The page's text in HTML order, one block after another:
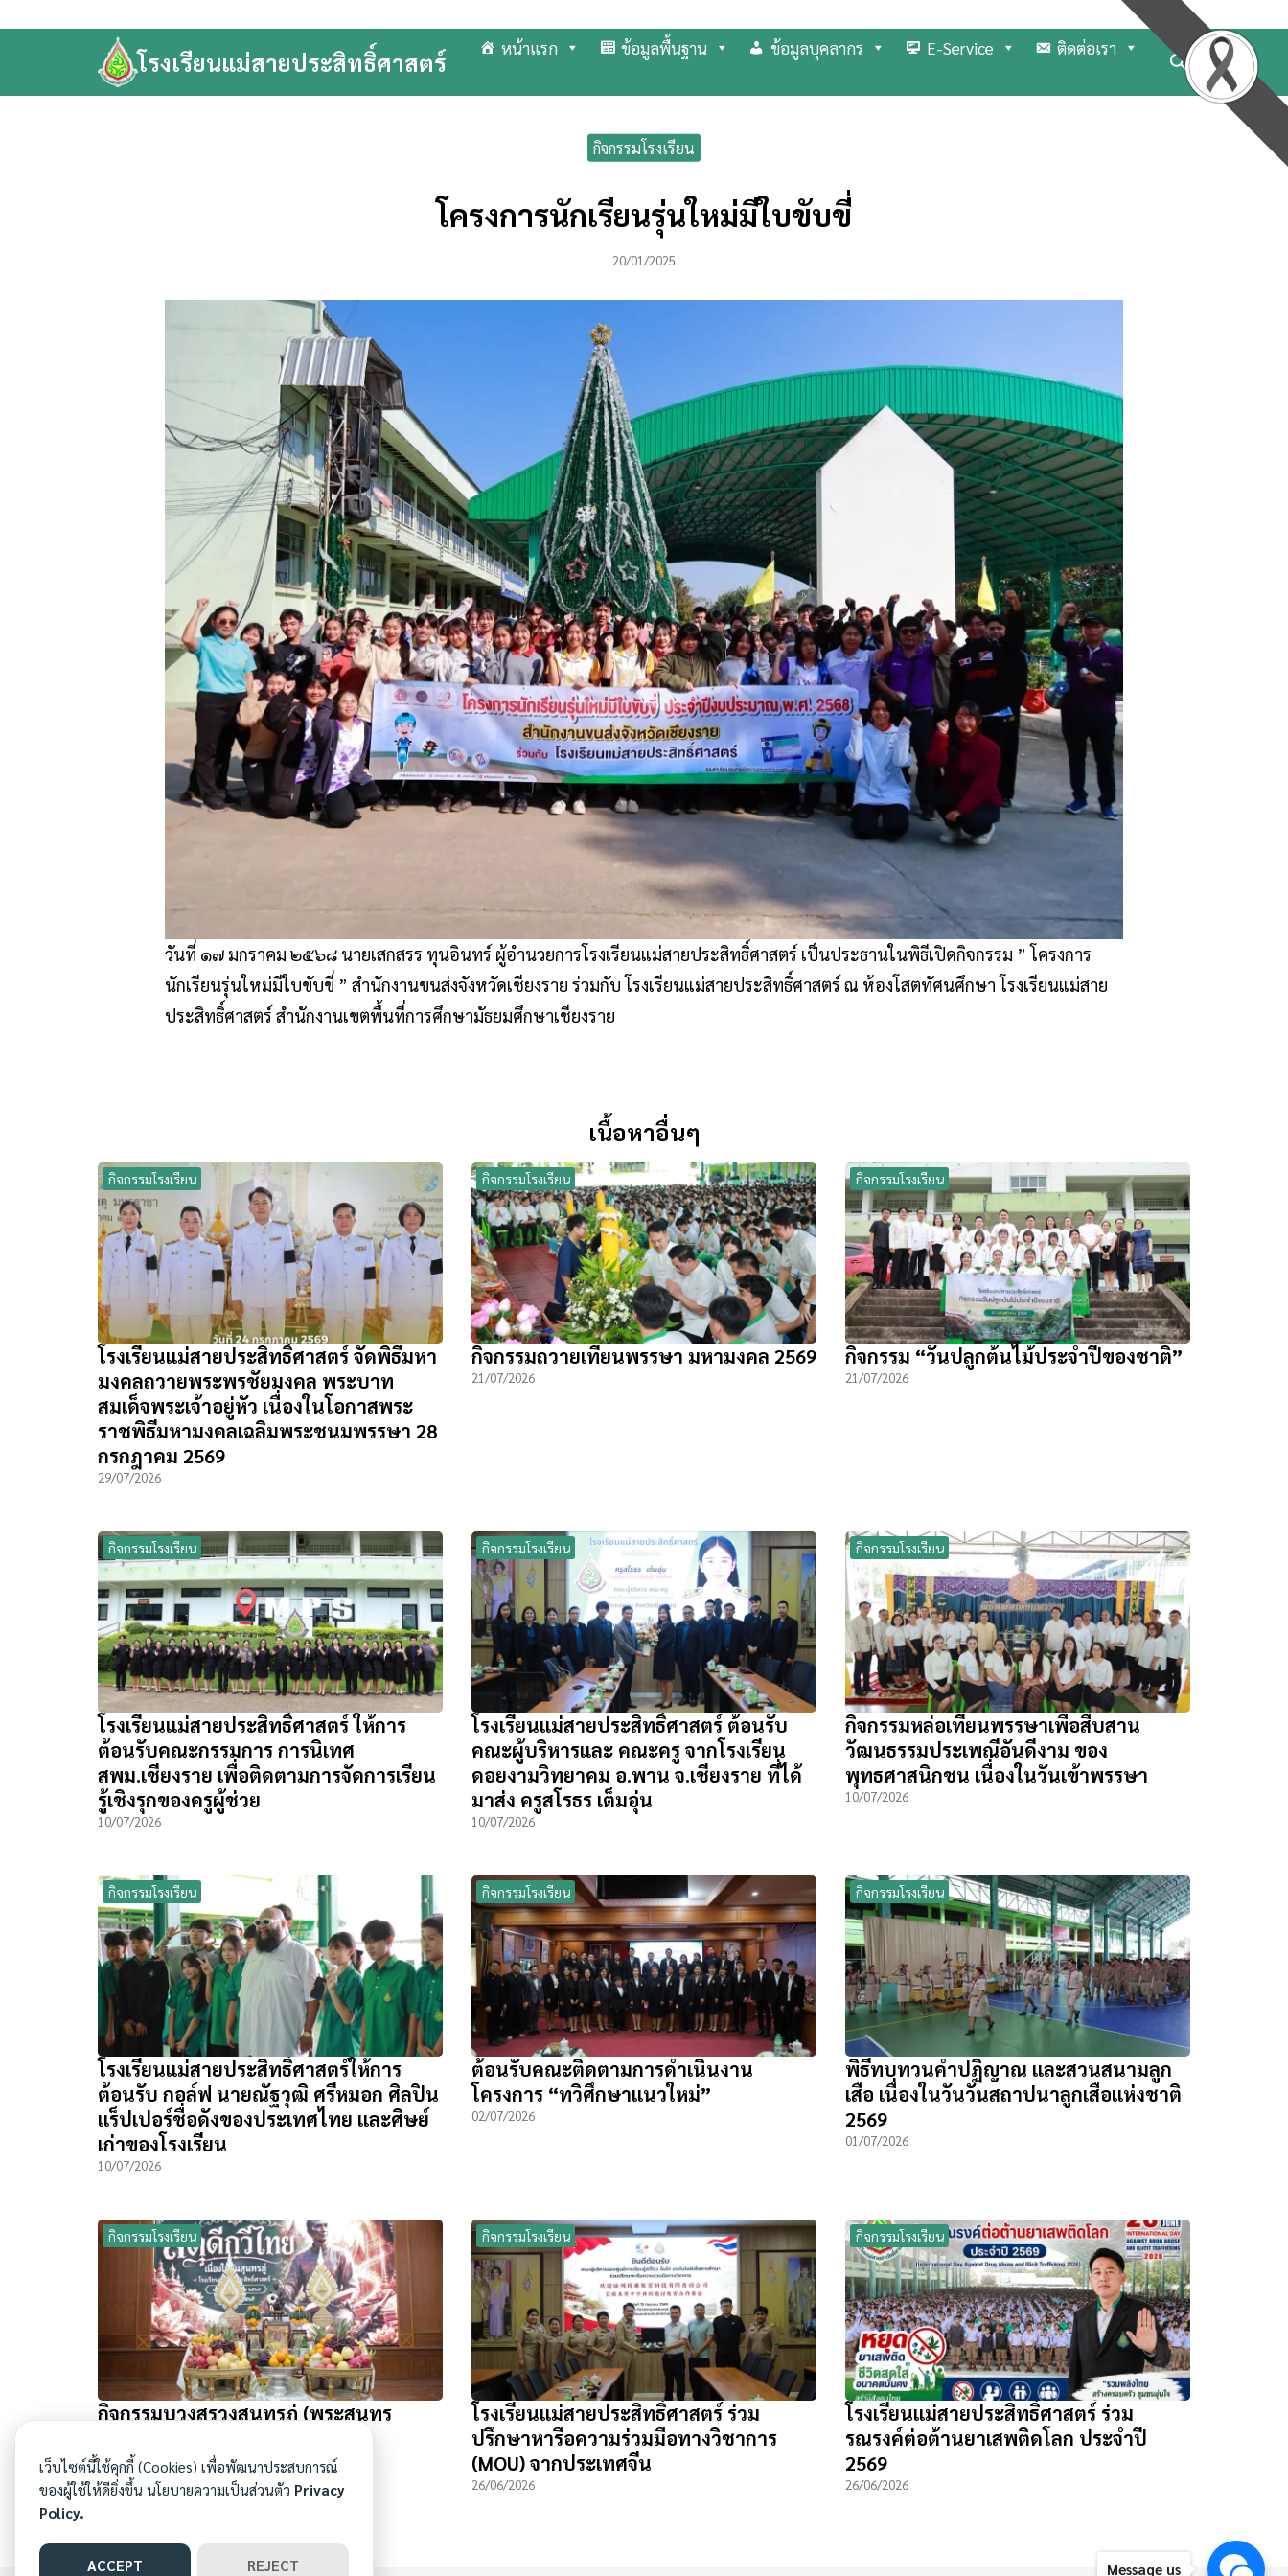
to
โรงเรียนแม่สายประสิทธิ์ศาสตร์ หน้าแรก ข้อมูลพื้นฐาน ข้อมูลบุคลากร E-Service ติดต่อเรา
Search
for:
กิจกรรมโรงเรียน
โครงการนักเรียนรุ่นใหม่มีใบขับขี่
20/01/2025
วันที่ ๑๗ มกราคม ๒๕๖๘ นายเสกสรร ทุนอินทร์ ผู้อำนวยการโรงเรียนแม่สายประสิทธิ์ศาสตร์ เป็นประธานในพิธีเปิดกิจกรรม ” โครงการ
นักเรียนรุ่นใหม่มีใบขับขี่ ” สำนักงานขนส่งจังหวัดเชียงราย ร่วมกับ โรงเรียนแม่สายประสิทธิ์ศาสตร์ ณ ห้องโสตทัศนศึกษา โรงเรียนแม่สาย
ประสิทธิ์ศาสตร์ สำนักงานเขตพื้นที่การศึกษามัธยมศึกษาเชียงราย
เนื้อหาอื่นๆ
กิจกรรมโรงเรียน
โรงเรียนแม่สายประสิทธิ์ศาสตร์ จัดพิธีมหา
มงคลถวายพระพรชัยมงคล พระบาท
สมเด็จพระเจ้าอยู่หัว เนื่องในโอกาสพระ
ราชพิธีมหามงคลเฉลิมพระชนมพรรษา 28
กรกฎาคม 2569
29/07/2026
กิจกรรมโรงเรียน
กิจกรรมถวายเทียนพรรษา มหามงคล 2569
21/07/2026
กิจกรรมโรงเรียน
กิจกรรม “วันปลูกต้นไม้ประจำปีของชาติ”
21/07/2026
กิจกรรมโรงเรียน
โรงเรียนแม่สายประสิทธิ์ศาสตร์ ให้การ
ต้อนรับคณะกรรมการ การนิเทศ
สพม.เชียงราย เพื่อติดตามการจัดการเรียน
รู้เชิงรุกของครูผู้ช่วย
10/07/2026
กิจกรรมโรงเรียน
โรงเรียนแม่สายประสิทธิ์ศาสตร์ ต้อนรับ
คณะผู้บริหารและ คณะครู จากโรงเรียน
ดอยงามวิทยาคม อ.พาน จ.เชียงราย ที่ได้
มาส่ง ครูสโรธร เต็มอุ่น
10/07/2026
กิจกรรมโรงเรียน
กิจกรรมหล่อเทียนพรรษาเพื่อสืบสาน
วัฒนธรรมประเพณีอันดีงาม ของ
พุทธศาสนิกชน เนื่องในวันเข้าพรรษา
10/07/2026
กิจกรรมโรงเรียน
โรงเรียนแม่สายประสิทธิ์ศาสตร์ให้การ
ต้อนรับ กอล์ฟ นายณัฐวุฒิ ศรีหมอก ศิลปิน
แร็ปเปอร์ชื่อดังของประเทศไทย และศิษย์
เก่าของโรงเรียน
10/07/2026
กิจกรรมโรงเรียน
ต้อนรับคณะติดตามการดำเนินงาน
โครงการ “ทวิศึกษาแนวใหม่”
02/07/2026
กิจกรรมโรงเรียน
พิธีทบทวนคำปฏิญาณ และสวนสนามลูก
เสือ เนื่องในวันวันสถาปนาลูกเสือแห่งชาติ
2569
01/07/2026
กิจกรรมโรงเรียน
กิจกรรมบวงสรวงสุนทรภู่ (พระสุนทร
26/06/2026
กิจกรรมโรงเรียน
โรงเรียนแม่สายประสิทธิ์ศาสตร์ ร่วม
ปรึกษาหารือความร่วมมือทางวิชาการ
(MOU) จากประเทศจีน
26/06/2026
กิจกรรมโรงเรียน
โรงเรียนแม่สายประสิทธิ์ศาสตร์ ร่วม
รณรงค์ต่อต้านยาเสพติดโลก ประจำปี
2569
26/06/2026
Message us
เว็บไซต์นี้ใช้คุกกี้ (Cookies) เพื่อพัฒนาประสบการณ์
ของผู้ใช้ให้ดียิ่งขึ้น นโยบายความเป็นส่วนตัว Privacy
Policy.
ACCEPT REJECT